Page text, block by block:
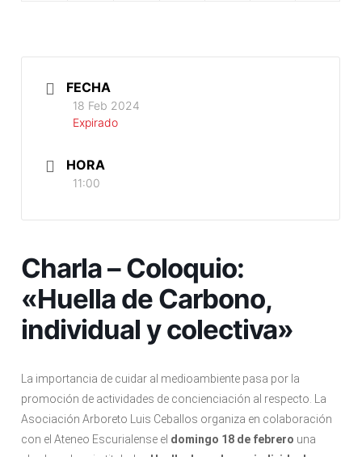
FECHA
18 Feb 2024
Expirado
HORA
11:00
Charla – Coloquio:
«Huella de Carbono,
individual y colectiva»
La importancia de cuidar al medioambiente pasa por la
promoción de actividades de concienciación al respecto. La
Asociación Arboreto Luis Ceballos organiza en colaboración
con el Ateneo Escurialense el domingo 18 de febrero una